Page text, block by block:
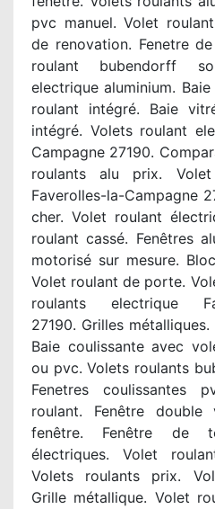
pvc manuel. Volet
de renovation. Fenetre
roulant bubendorff
electrique aluminium.
roulant intégré. Baie
intégré. Volets roulant
Campagne 27190.
roulants alu prix.
Faverolles-la-Campagne
cher. Volet roulant
roulant cassé. Fenêtres
motorisé sur mesure.
Volet roulant de porte.
roulants electrique
27190. Grilles
Baie coulissante avec
ou pvc. Volets roulants
Fenetres coulissantes
roulant. Fenêtre double
fenêtre. Fenêtre de
électriques. Volet
Volets roulants prix.
Grille métallique. Volet